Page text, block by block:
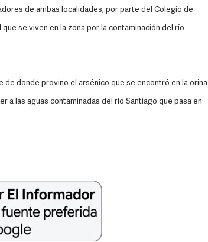
de ambas localidades, por parte del Colegio de
se viven en la zona por la contaminación del río
de donde provino el arsénico que se encontró en la orina
a las aguas contaminadas del río Santiago que pasa en